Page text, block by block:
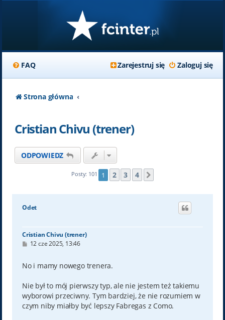
FAQ Zaloguj się
Zarejestruj się
Strona główna
Cristian Chivu (trener)
ODPOWIEDZ
Posty: 101 1 2 3 4
Odet
Cristian Chivu (trener)
P
t
12 cze 2025, 13:46
No i mamy nowego trenera.
Nie był to mój pierwszy typ, ale nie jestem też takiemu
wyborowi przeciwny. Tym bardziej, że nie rozumiem w
czym niby miałby być lepszy Fabregas z Como.